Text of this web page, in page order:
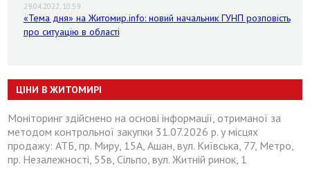
29.04.2022, 10:59
«Тема дня» на Житомир.info: новий начальник ГУНП розповість
про ситуацію в області
ЦІНИ В ЖИТОМИРІ
Моніторинг здійснено на основі інформації, отриманої за
методом контрольної закупки 31.07.2026 р. у місцях
продажу: АТБ, пр. Миру, 15А, Ашан, вул. Київська, 77, Метро,
пр. Незалежності, 55в, Сільпо, вул. Житній ринок, 1